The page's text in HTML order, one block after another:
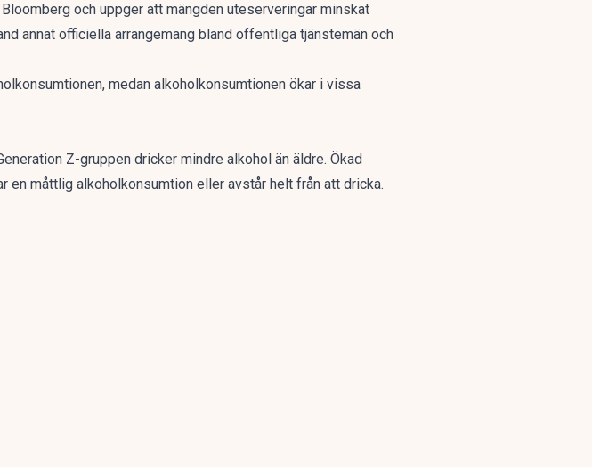
och uppger att mängden uteserveringar minskat
annat officiella arrangemang bland offentliga tjänstemän och
medan alkoholkonsumtionen ökar i vissa
Z-gruppen dricker mindre alkohol än äldre. Ökad
en måttlig alkoholkonsumtion eller avstår helt från att dricka.